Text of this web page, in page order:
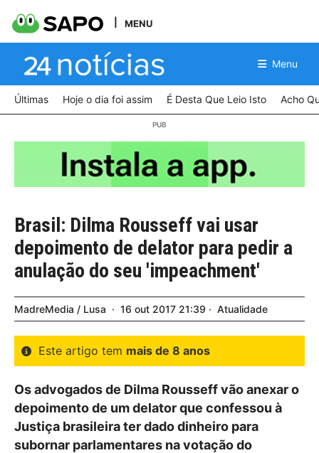
MENU
Menu
Últimas Hoje o dia foi assim É Desta Que Leio Isto Acho
Brasil: Dilma Rousseff vai usar
depoimento de delator para pedir a
anulação do seu 'impeachment'
MadreMedia / Lusa 16 out 2017 21:39 Atualidade
Este artigo tem mais de 8 anos
Os advogados de Dilma Rousseff vão anexar o
depoimento de um delator que confessou à
Justiça brasileira ter dado dinheiro para
subornar parlamentares na votação do